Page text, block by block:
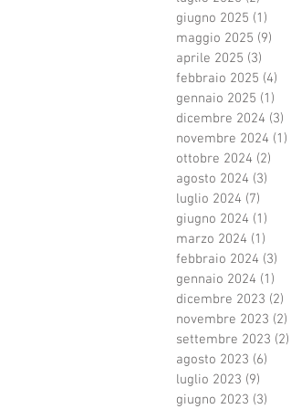
giugno 2025 (1)
maggio 2025 (9)
aprile 2025 (3)
febbraio 2025 (4)
gennaio 2025 (1)
dicembre 2024 (3)
novembre 2024 (1)
ottobre 2024 (2)
agosto 2024 (3)
luglio 2024 (7)
giugno 2024 (1)
marzo 2024 (1)
febbraio 2024 (3)
gennaio 2024 (1)
dicembre 2023 (2)
novembre 2023 (2)
settembre 2023 (2)
agosto 2023 (6)
luglio 2023 (9)
giugno 2023 (3)